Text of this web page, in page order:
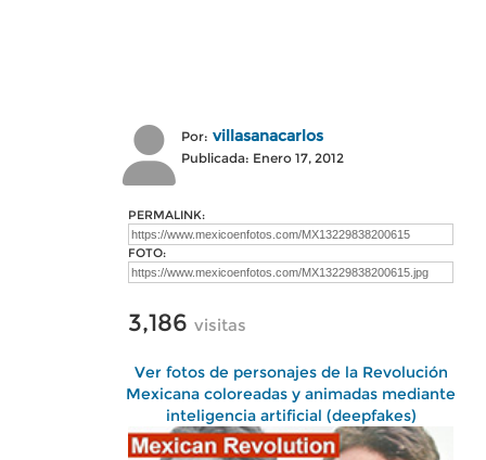
Por: villasanacarlos
Publicada: Enero 17, 2012
PERMALINK:
FOTO:
3,186 visitas
Ver fotos de personajes de la Revolución
Mexicana coloreadas y animadas mediante
inteligencia artificial (deepfakes)